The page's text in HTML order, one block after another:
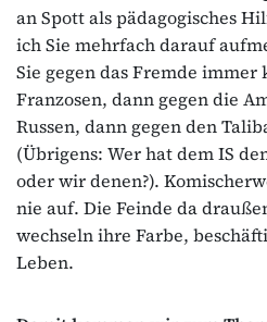
an Spott als pädagogisches
ich Sie mehrfach darauf
Sie gegen das Fremde immer
Franzosen, dann gegen die
Russen, dann gegen den
(Übrigens: Wer hat dem IS
oder wir denen?).
nie auf. Die Feinde da
wechseln ihre Farbe,
Leben.